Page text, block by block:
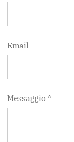
Email
Messaggio *